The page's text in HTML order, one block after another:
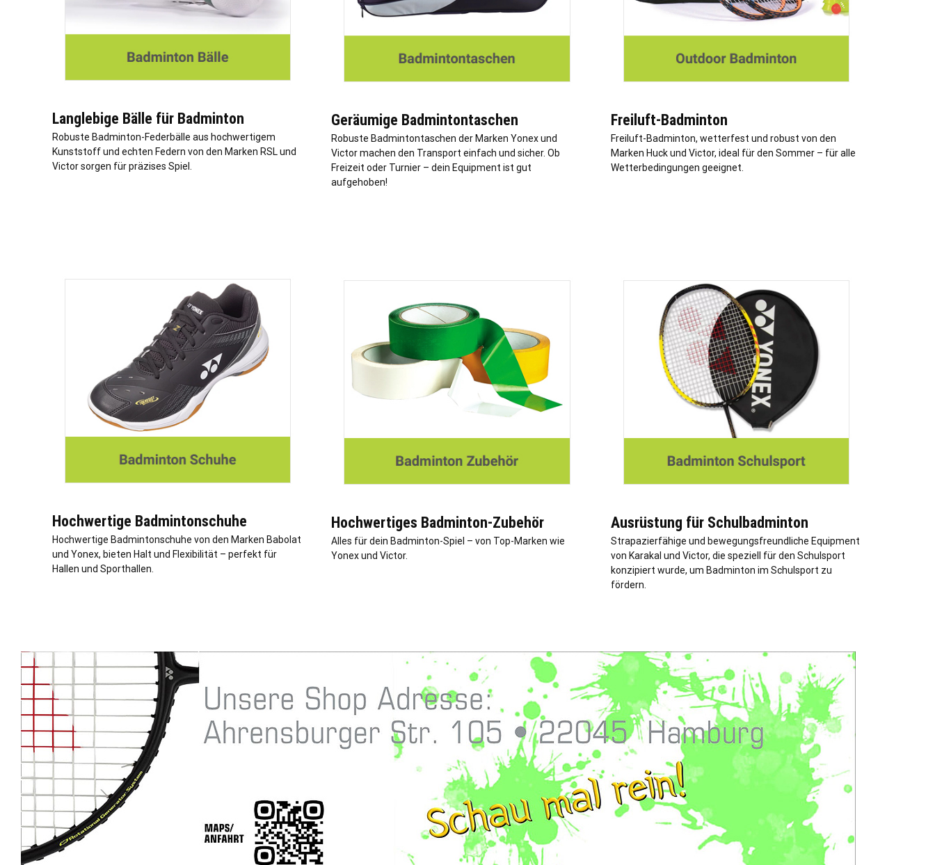
Langlebige Bälle für Badminton
Robuste Badminton-Federbälle aus hochwertigem
Kunststoff und echten Federn von den Marken RSL und
Victor sorgen für präzises Spiel.
Geräumige Badmintontaschen
Robuste Badmintontaschen der Marken Yonex und
Victor machen den Transport einfach und sicher. Ob
Freizeit oder Turnier – dein Equipment ist gut
aufgehoben!
Freiluft-Badminton
Freiluft-Badminton, wetterfest und robust von den
Marken Huck und Victor, ideal für den Sommer – für alle
Wetterbedingungen geeignet.
Hochwertige Badmintonschuhe
Hochwertige Badmintonschuhe von den Marken Babolat
und Yonex, bieten Halt und Flexibilität – perfekt für
Hallen und Sporthallen.
Hochwertiges Badminton-Zubehör
Alles für dein Badminton-Spiel – von Top-Marken wie
Yonex und Victor.
Ausrüstung für Schulbadminton
Strapazierfähige und bewegungsfreundliche Equipment
von Karakal und Victor, die speziell für den Schulsport
konzipiert wurde, um Badminton im Schulsport zu
fördern.